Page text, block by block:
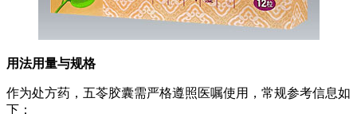
用法用量与规格
作为处方药，五苓胶囊需严格遵照医嘱使用，常规参考信息如
下：